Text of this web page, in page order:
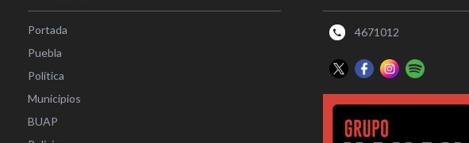
Portada
Puebla
Política
Municipios
BUAP
4671012